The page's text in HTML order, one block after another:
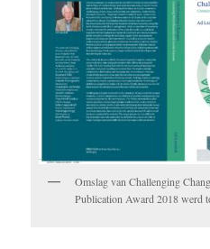
Omslag van Challenging
Publication Award 2018 werd